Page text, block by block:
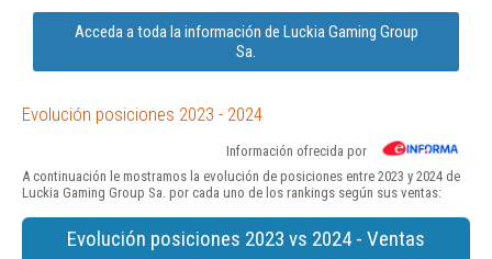
Acceda a toda la información de Luckia Gaming Group
Sa.
Evolución posiciones 2023 - 2024
Información ofrecida por
A continuación le mostramos la evolución de posiciones entre 2023 y 2024 de
Luckia Gaming Group Sa. por cada uno de los rankings según sus ventas:
Evolución posiciones 2023 vs 2024 - Ventas